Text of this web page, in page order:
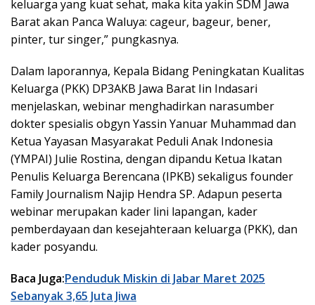
keluarga yang kuat sehat, maka kita yakin SDM Jawa
Barat akan Panca Waluya: cageur, bageur, bener,
pinter, tur singer,” pungkasnya.
Dalam laporannya, Kepala Bidang Peningkatan Kualitas
Keluarga (PKK) DP3AKB Jawa Barat Iin Indasari
menjelaskan, webinar menghadirkan narasumber
dokter spesialis obgyn Yassin Yanuar Muhammad dan
Ketua Yayasan Masyarakat Peduli Anak Indonesia
(YMPAI) Julie Rostina, dengan dipandu Ketua Ikatan
Penulis Keluarga Berencana (IPKB) sekaligus founder
Family Journalism Najip Hendra SP. Adapun peserta
webinar merupakan kader lini lapangan, kader
pemberdayaan dan kesejahteraan keluarga (PKK), dan
kader posyandu.
Baca Juga:Penduduk Miskin di Jabar Maret 2025
Sebanyak 3,65 Juta Jiwa